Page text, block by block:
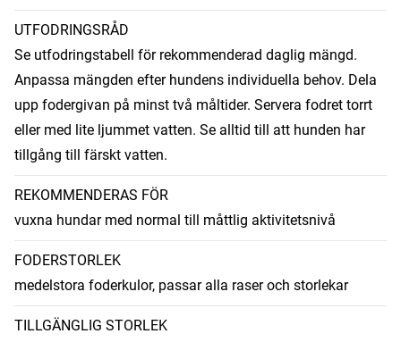
UTFODRINGSRÅD
Se utfodringstabell för rekommenderad daglig mängd.
Anpassa mängden efter hundens individuella behov. Dela
upp fodergivan på minst två måltider. Servera fodret torrt
eller med lite ljummet vatten. Se alltid till att hunden har
tillgång till färskt vatten.
REKOMMENDERAS FÖR
vuxna hundar med normal till måttlig aktivitetsnivå
FODERSTORLEK
medelstora foderkulor, passar alla raser och storlekar
TILLGÄNGLIG STORLEK